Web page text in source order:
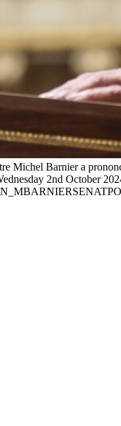
Michel Barnier a
2nd October